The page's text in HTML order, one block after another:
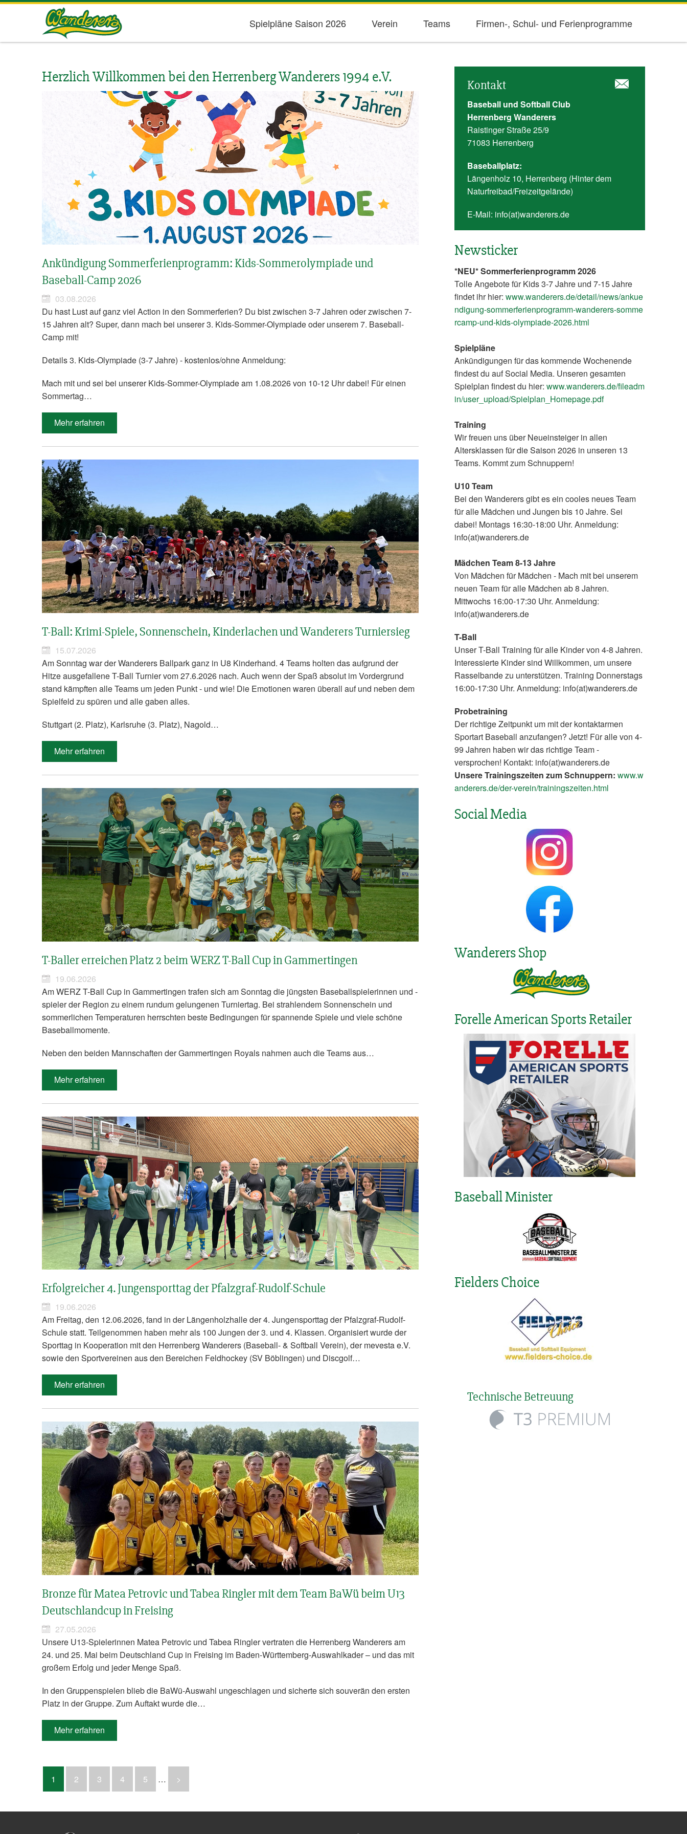
Herrenberg
Spielpläne Saison 2026 Verein Teams Firmen-, Schul- und Ferienprogramme
Herzlich Willkommen bei den Herrenberg Wanderers 1994 e.V.
Ankündigung Sommerferienprogramm: Kids-Sommerolympiade und
Baseball-Camp 2026
03.08.2026
Du hast Lust auf ganz viel Action in den Sommerferien? Du bist zwischen 3-7 Jahren oder zwischen 7-
15 Jahren alt? Super, dann mach bei unserer 3. Kids-Sommer-Olympiade oder unserem 7. Baseball-
Camp mit!
Details 3. Kids-Olympiade (3-7 Jahre) - kostenlos/ohne Anmeldung:
Mach mit und sei bei unserer Kids-Sommer-Olympiade am 1.08.2026 von 10-12 Uhr dabei! Für einen
Sommertag…
Mehr erfahren
T-Ball: Krimi-Spiele, Sonnenschein, Kinderlachen und Wanderers Turniersieg
15.07.2026
Am Sonntag war der Wanderers Ballpark ganz in U8 Kinderhand. 4 Teams holten das aufgrund der
Hitze ausgefallene T-Ball Turnier vom 27.6.2026 nach. Auch wenn der Spaß absolut im Vordergrund
stand kämpften alle Teams um jeden Punkt - und wie! Die Emotionen waren überall auf und neben dem
Spielfeld zu spüren und alle gaben alles.
Stuttgart (2. Platz), Karlsruhe (3. Platz), Nagold…
Mehr erfahren
T-Baller erreichen Platz 2 beim WERZ T-Ball Cup in Gammertingen
19.06.2026
Am WERZ T-Ball Cup in Gammertingen trafen sich am Sonntag die jüngsten Baseballspielerinnen und -
spieler der Region zu einem rundum gelungenen Turniertag. Bei strahlendem Sonnenschein und
sommerlichen Temperaturen herrschten beste Bedingungen für spannende Spiele und viele schöne
Baseballmomente.
Neben den beiden Mannschaften der Gammertingen Royals nahmen auch die Teams aus…
Mehr erfahren
Erfolgreicher 4. Jungensporttag der Pfalzgraf-Rudolf-Schule
19.06.2026
Am Freitag, den 12.06.2026, fand in der Längenholzhalle der 4. Jungensporttag der Pfalzgraf-Rudolf-
Schule statt. Teilgenommen haben mehr als 100 Jungen der 3. und 4. Klassen. Organisiert wurde der
Sporttag in Kooperation mit den Herrenberg Wanderers (Baseball- & Softball Verein), der mevesta e.V.
sowie den Sportvereinen aus den Bereichen Feldhockey (SV Böblingen) und Discgolf…
Mehr erfahren
Bronze für Matea Petrovic und Tabea Ringler mit dem Team BaWü beim U13
Deutschlandcup in Freising
27.05.2026
Unsere U13-Spielerinnen Matea Petrovic und Tabea Ringler vertraten die Herrenberg Wanderers am
24. und 25. Mai beim Deutschland Cup in Freising im Baden-Württemberg-Auswahlkader – und das mit
großem Erfolg und jeder Menge Spaß.
In den Gruppenspielen blieb die BaWü-Auswahl ungeschlagen und sicherte sich souverän den ersten
Platz in der Gruppe. Zum Auftakt wurde die…
Mehr erfahren
1 2 3 4 5 … >
Kontakt
Baseball und Softball Club
Herrenberg Wanderers
Raistinger Straße 25/9
71083 Herrenberg
Baseballplatz:
Längenholz 10, Herrenberg (Hinter dem
Naturfreibad/Freizeitgelände)
E-Mail: info(at)wanderers.de
Newsticker
*NEU* Sommerferienprogramm 2026
Tolle Angebote für Kids 3-7 Jahre und 7-15 Jahre
findet ihr hier: www.wanderers.de/detail/news/ankue
ndigung-sommerferienprogramm-wanderers-somme
rcamp-und-kids-olympiade-2026.html
Spielpläne
Ankündigungen für das kommende Wochenende
findest du auf Social Media. Unseren gesamten
Spielplan findest du hier: www.wanderers.de/fileadm
in/user_upload/Spielplan_Homepage.pdf
Training
Wir freuen uns über Neueinsteiger in allen
Altersklassen für die Saison 2026 in unseren 13
Teams. Kommt zum Schnuppern!
U10 Team
Bei den Wanderers gibt es ein cooles neues Team
für alle Mädchen und Jungen bis 10 Jahre. Sei
dabei! Montags 16:30-18:00 Uhr. Anmeldung:
info(at)wanderers.de
Mädchen Team 8-13 Jahre
Von Mädchen für Mädchen - Mach mit bei unserem
neuen Team für alle Mädchen ab 8 Jahren.
Mittwochs 16:00-17:30 Uhr. Anmeldung:
info(at)wanderers.de
T-Ball
Unser T-Ball Training für alle Kinder von 4-8 Jahren.
Interessierte Kinder sind Willkommen, um unsere
Rasselbande zu unterstützen. Training Donnerstags
16:00-17:30 Uhr. Anmeldung: info(at)wanderers.de
Probetraining
Der richtige Zeitpunkt um mit der kontaktarmen
Sportart Baseball anzufangen? Jetzt! Für alle von 4-
99 Jahren haben wir das richtige Team -
versprochen! Kontakt: info(at)wanderers.de
Unsere Trainingszeiten zum Schnuppern: www.w
anderers.de/der-verein/trainingszeiten.html
Social Media
Wanderers Shop
Forelle American Sports Retailer
Baseball Minister
Fielders Choice
Technische Betreuung